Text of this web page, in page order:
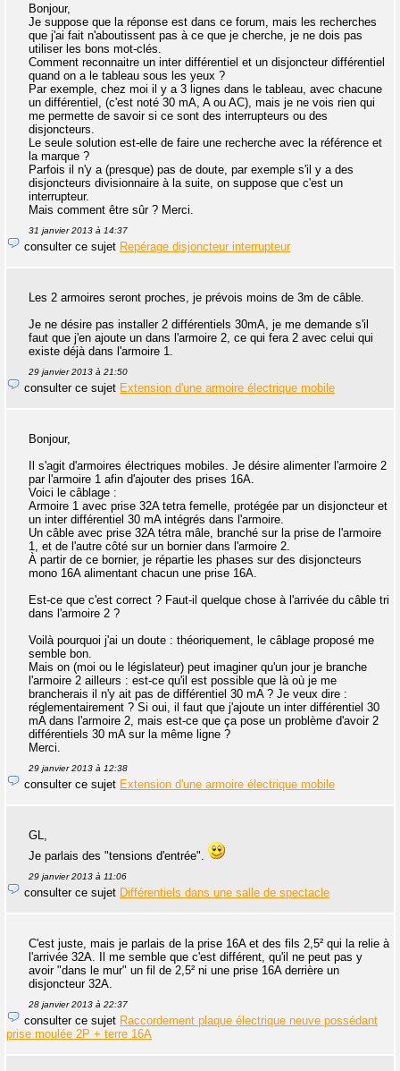
Bonjour,
Je suppose que la réponse est dans ce forum, mais les recherches
que j'ai fait n'aboutissent pas à ce que je cherche, je ne dois pas
utiliser les bons mot-clés.
Comment reconnaitre un inter différentiel et un disjoncteur différentiel
quand on a le tableau sous les yeux ?
Par exemple, chez moi il y a 3 lignes dans le tableau, avec chacune
un différentiel, (c'est noté 30 mA, A ou AC), mais je ne vois rien qui
me permette de savoir si ce sont des interrupteurs ou des
disjoncteurs.
Le seule solution est-elle de faire une recherche avec la référence et
la marque ?
Parfois il n'y a (presque) pas de doute, par exemple s'il y a des
disjoncteurs divisionnaire à la suite, on suppose que c'est un
interrupteur.
Mais comment être sûr ? Merci.
31 janvier 2013 à 14:37
consulter ce sujet Repérage disjoncteur interrupteur
Les 2 armoires seront proches, je prévois moins de 3m de câble.
Je ne désire pas installer 2 différentiels 30mA, je me demande s'il
faut que j'en ajoute un dans l'armoire 2, ce qui fera 2 avec celui qui
existe déjà dans l'armoire 1.
29 janvier 2013 à 21:50
consulter ce sujet Extension d'une armoire électrique mobile
Bonjour,
Il s'agit d'armoires électriques mobiles. Je désire alimenter l'armoire 2
par l'armoire 1 afin d'ajouter des prises 16A.
Voici le câblage :
Armoire 1 avec prise 32A tetra femelle, protégée par un disjoncteur et
un inter différentiel 30 mA intégrés dans l'armoire.
Un câble avec prise 32A tétra mâle, branché sur la prise de l'armoire
1, et de l'autre côté sur un bornier dans l'armoire 2.
À partir de ce bornier, je répartie les phases sur des disjoncteurs
mono 16A alimentant chacun une prise 16A.
Est-ce que c'est correct ? Faut-il quelque chose à l'arrivée du câble tri
dans l'armoire 2 ?
Voilà pourquoi j'ai un doute : théoriquement, le câblage proposé me
semble bon.
Mais on (moi ou le législateur) peut imaginer qu'un jour je branche
l'armoire 2 ailleurs : est-ce qu'il est possible que là où je me
brancherais il n'y ait pas de différentiel 30 mA ? Je veux dire :
réglementairement ? Si oui, il faut que j'ajoute un inter différentiel 30
mA dans l'armoire 2, mais est-ce que ça pose un problème d'avoir 2
différentiels 30 mA sur la même ligne ?
Merci.
29 janvier 2013 à 12:38
consulter ce sujet Extension d'une armoire électrique mobile
GL,
Je parlais des "tensions d'entrée".
29 janvier 2013 à 11:06
consulter ce sujet Différentiels dans une salle de spectacle
C'est juste, mais je parlais de la prise 16A et des fils 2,5² qui la relie à
l'arrivée 32A. Il me semble que c'est différent, qu'il ne peut pas y
avoir "dans le mur" un fil de 2,5² ni une prise 16A derrière un
disjoncteur 32A.
28 janvier 2013 à 22:37
consulter ce sujet Raccordement plaque électrique neuve possédant
prise moulée 2P + terre 16A